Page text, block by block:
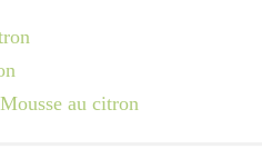
Mousse au citron